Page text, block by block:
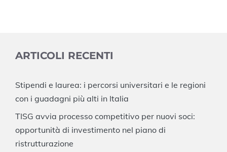
ARTICOLI RECENTI
Stipendi e laurea: i percorsi universitari e le regioni
con i guadagni più alti in Italia
TISG avvia processo competitivo per nuovi soci:
opportunità di investimento nel piano di
ristrutturazione